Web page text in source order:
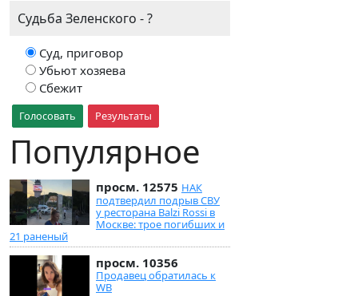
Судьба Зеленского - ?
Суд, приговор
Убьют хозяева
Сбежит
Голосовать Результаты
Популярное
просм. 12575 НАК
подтвердил подрыв СВУ
у ресторана Balzi Rossi в
Москве: трое погибших и
21 раненый
просм. 10356
Продавец обратилась к
WB